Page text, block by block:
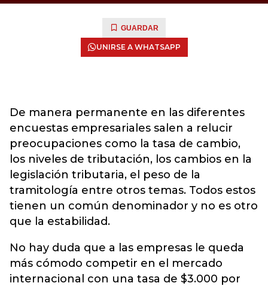
GUARDAR
UNIRSE A WHATSAPP
De manera permanente en las diferentes
encuestas empresariales salen a relucir
preocupaciones como la tasa de cambio,
los niveles de tributación, los cambios en la
legislación tributaria, el peso de la
tramitología entre otros temas. Todos estos
tienen un común denominador y no es otro
que la estabilidad.
No hay duda que a las empresas le queda
más cómodo competir en el mercado
internacional con una tasa de $3.000 por